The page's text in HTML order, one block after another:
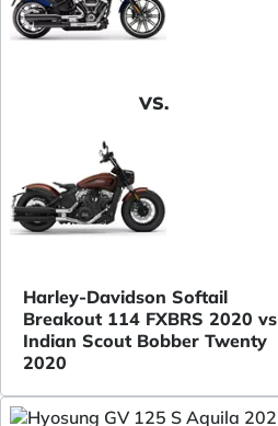
VS.
Harley-Davidson Softail
Breakout 114 FXBRS 2020 vs
Indian Scout Bobber Twenty
2020